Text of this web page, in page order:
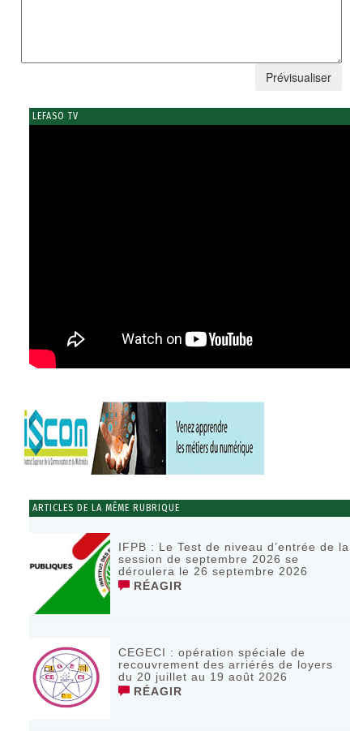
LEFASO TV
ARTICLES DE LA MÊME RUBRIQUE
IFPB : Le Test de niveau d’entrée de la
session de septembre 2026 se
déroulera le 26 septembre 2026
RÉAGIR
CEGECI : opération spéciale de
recouvrement des arriérés de loyers
du 20 juillet au 19 août 2026
RÉAGIR